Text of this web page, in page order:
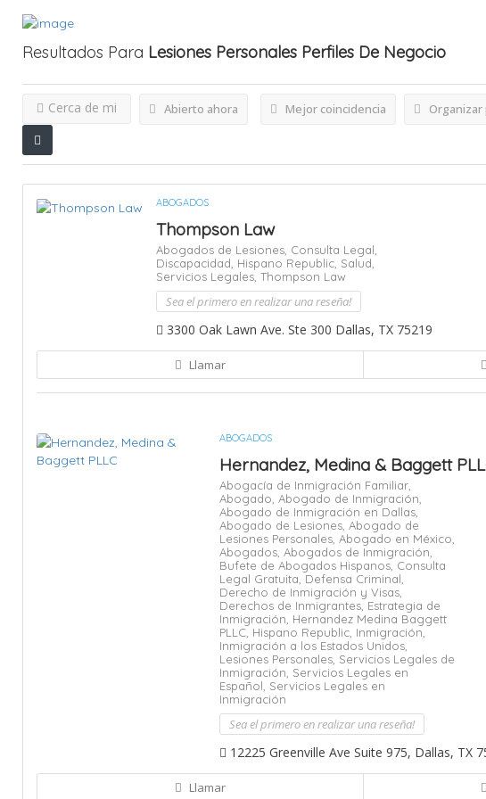
Resultados Para Lesiones Personales Perfiles De Negocio
Abierto ahora
Cerca de mi Mejor coincidencia Organizar
ABOGADOS
Thompson Law
Abogados de Lesiones, Consulta Legal,
Discapacidad, Hispano Republic, Salud,
Servicios Legales, Thompson Law
Sea el primero en realizar una reseña!
3300 Oak Lawn Ave. Ste 300 Dallas, TX 75219
Llamar
ABOGADOS
Hernandez, Medina & Baggett
Abogacía de Inmigración Familiar,
Abogado, Abogado de Inmigración,
Abogado de Inmigración en Dallas,
Abogado de Lesiones, Abogado de
Lesiones Personales, Abogado en México,
Abogados, Abogados de Inmigración,
Bufete de Abogados Hispanos, Consulta
Legal Gratuita, Defensa Criminal,
Derecho de Inmigración y Visas,
Derechos de Inmigrantes, Estrategia de
Inmigración, Hernandez Medina Baggett
PLLC, Hispano Republic, Inmigración,
Inmigración a los Estados Unidos,
Lesiones Personales, Servicios Legales de
Inmigración, Servicios Legales en
Español, Servicios Legales en
Inmigración
Sea el primero en realizar una reseña!
12225 Greenville Ave Suite 975, Dallas, TX
Llamar